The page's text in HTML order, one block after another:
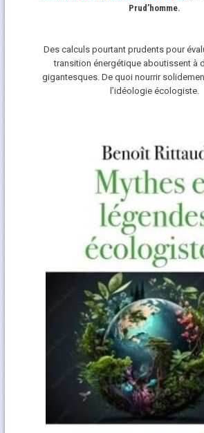
Prud’homme.
Des calculs pourtant prudents pour
transition énergétique aboutissent à
gigantesques. De quoi nourrir
l’idéologie écologiste.